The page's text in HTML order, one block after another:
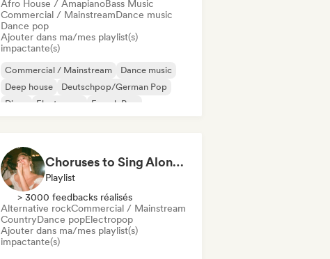
Afro House / AmapianoBass Music
Commercial / MainstreamDance music
Dance pop
Ajouter dans ma/mes playlist(s)
impactante(s)
Commercial / Mainstream
Dance music
Deep house
Deutschpop/German Pop
Disco
Electropop
French Pop
Choruses to Sing Along To
Playlist
> 3000 feedbacks réalisés
Alternative rockCommercial / Mainstream
CountryDance popElectropop
Ajouter dans ma/mes playlist(s)
impactante(s)